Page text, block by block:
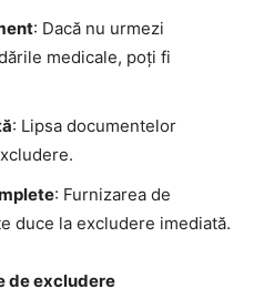
: Dacă nu urmezi
medicale, poți fi
: Lipsa documentelor
: Furnizarea de
duce la excludere imediată.
de excludere